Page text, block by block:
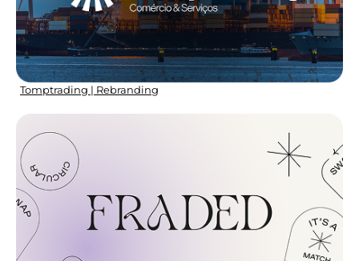
Tomptrading | Rebranding